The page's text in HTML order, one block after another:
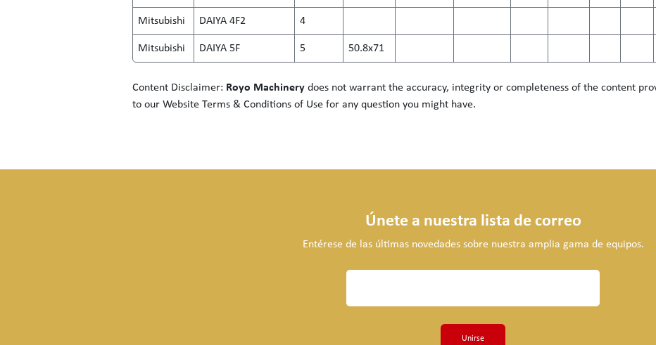
Mitsubishi DAIYA 4F2 4
Mitsubishi DAIYA 5F 5 50.8x71
Content Disclaimer: Royo Machinery does not warrant the accuracy, integrity or completeness of the content
to our Website Terms & Conditions of Use for any question you might have.
Únete a nuestra lista de correo
Entérese de las últimas novedades sobre nuestra amplia gama de equipos.
Unirse